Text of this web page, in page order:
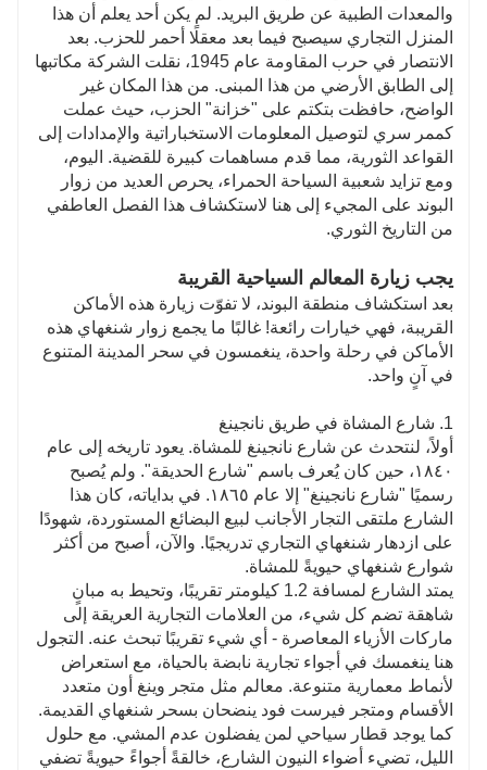
والمعدات الطبية عن طريق البريد. لم يكن أحد يعلم أن هذا
المنزل التجاري سيصبح فيما بعد معقلًا أحمر للحزب. بعد
الانتصار في حرب المقاومة عام 1945، نقلت الشركة مكاتبها
إلى الطابق الأرضي من هذا المبنى. من هذا المكان غير
الواضح، حافظت بتكتم على "خزانة" الحزب، حيث عملت
كممر سري لتوصيل المعلومات الاستخباراتية والإمدادات إلى
القواعد الثورية، مما قدم مساهمات كبيرة للقضية. اليوم،
ومع تزايد شعبية السياحة الحمراء، يحرص العديد من زوار
البوند على المجيء إلى هنا لاستكشاف هذا الفصل العاطفي
من التاريخ الثوري.
يجب زيارة المعالم السياحية القريبة
بعد استكشاف منطقة البوند، لا تفوّت زيارة هذه الأماكن
القريبة، فهي خيارات رائعة! غالبًا ما يجمع زوار شنغهاي هذه
الأماكن في رحلة واحدة، ينغمسون في سحر المدينة المتنوع
في آنٍ واحد.
1. شارع المشاة في طريق نانجينغ
أولاً، لنتحدث عن شارع نانجينغ للمشاة. يعود تاريخه إلى عام
١٨٤٠، حين كان يُعرف باسم "شارع الحديقة". ولم يُصبح
رسميًا "شارع نانجينغ" إلا عام ١٨٦٥. في بداياته، كان هذا
الشارع ملتقى التجار الأجانب لبيع البضائع المستوردة، شهودًا
على ازدهار شنغهاي التجاري تدريجيًا. والآن، أصبح من أكثر
شوارع شنغهاي حيويةً للمشاة.
يمتد الشارع لمسافة 1.2 كيلومتر تقريبًا، وتحيط به مبانٍ
شاهقة تضم كل شيء، من العلامات التجارية العريقة إلى
ماركات الأزياء المعاصرة - أي شيء تقريبًا تبحث عنه. التجول
هنا ينغمسك في أجواء تجارية نابضة بالحياة، مع استعراض
لأنماط معمارية متنوعة. معالم مثل متجر وينغ أون متعدد
الأقسام ومتجر فيرست فود ينضحان بسحر شنغهاي القديمة.
كما يوجد قطار سياحي لمن يفضلون عدم المشي. مع حلول
الليل، تضيء أضواء النيون الشارع، خالقةً أجواءً حيويةً تضفي